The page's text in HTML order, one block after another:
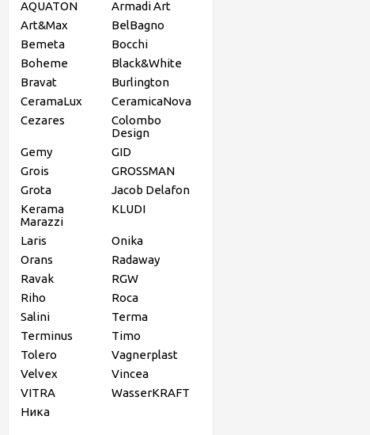
AQUATON
Armadi Art
Art&Max
BelBagno
Bemeta
Bocchi
Boheme
Black&White
Bravat
Burlington
CeramaLux
CeramicaNova
Cezares
Colombo
Design
Gemy
GID
Grois
GROSSMAN
Grota
Jacob Delafon
Kerama
Marazzi
KLUDI
Laris
Onika
Orans
Radaway
Ravak
RGW
Riho
Roca
Salini
Terma
Terminus
Timo
Tolero
Vagnerplast
Velvex
Vincea
VITRA
WasserKRAFT
Ника